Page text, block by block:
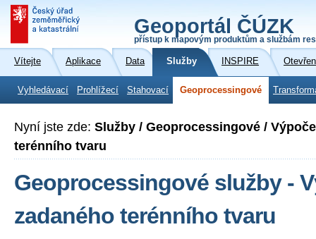
Geoportál ČÚZK
přístup k mapovým produktům a službám
Vítejte Aplikace Data Služby INSPIRE
Vyhledávací Prohlížecí Stahovací Geoprocessingové
Nyní jste zde: Služby / Geoprocessingové /
terénního tvaru
Geoprocessingové služby -
zadaného terénního tvaru